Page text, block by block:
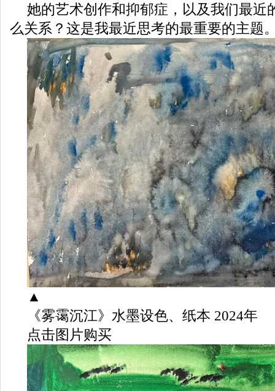
她的艺术创作和抑郁症，以及我们最近
么关系？这是我最近思考的最重要的主题
▲
《雾霭沉江》水墨设色、纸本 2024年
点击图片购买